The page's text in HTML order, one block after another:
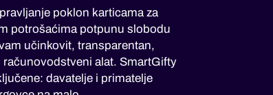
poklon karticama za
potrošaćima potpunu slobodu
učinkovit, transparentan,
alat. SmartGifty
davatelje i primatelje